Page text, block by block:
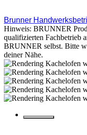
Brunner
Hinweis: BRUNNER
qualifizierten Fachbetrieb
BRUNNER selbst. Bitte
deiner Nähe.